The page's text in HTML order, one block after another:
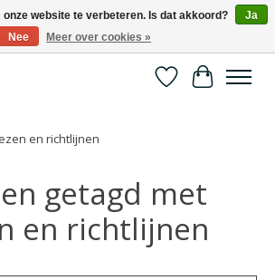
en gezondheid
Verlanglijst
en richtlijnen
getagd met
en richtlijnen
website te verbeteren. Is dat akkoord?
Ja
Nee
Meer over cookies »